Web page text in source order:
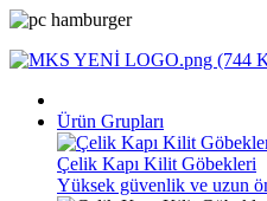
Ürün Grupları
Çelik Kapı Kilit Göbekleri
Yüksek güvenlik ve uzun